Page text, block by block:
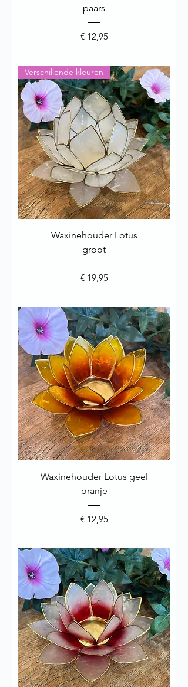
paars
Prijs
€ 12,95
Verschillende kleuren
Waxinehouder Lotus
groot
Prijs
€ 19,95
Waxinehouder Lotus geel
oranje
Prijs
€ 12,95